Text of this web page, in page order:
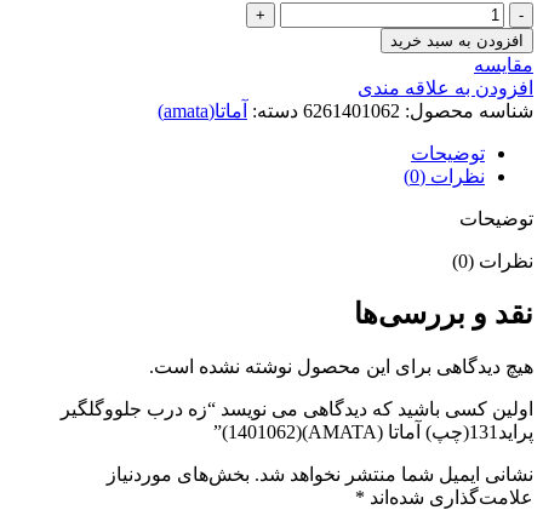
زه
درب
جلووگلگیر
پراید131(چپ)
آماتا
(AMATA)
(1401062)
عدد
افزودن به سبد خرید
مقایسه
افزودن به علاقه مندی
شناسه محصول: 6261401062 دسته: آماتا(amata)
توضیحات
نظرات (0)
توضیحات
نظرات (0)
نقد و بررسی‌ها
هیچ دیدگاهی برای این محصول نوشته نشده است.
اولین کسی باشید که دیدگاهی می نویسد “زه درب جلووگلگیر
پراید131(چپ) آماتا (AMATA)(1401062)”
نشانی ایمیل شما منتشر نخواهد شد. بخش‌های موردنیاز
علامت‌گذاری شده‌اند *